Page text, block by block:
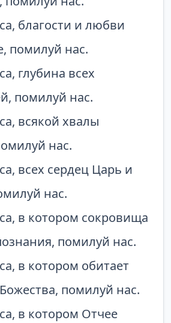
благости и любви
помилуй нас.
глубина всех
помилуй нас.
всякой хвалы
нас.
всех сердец Царь и
нас.
в котором сокровища
помилуй нас.
в котором обитает
помилуй нас.
в котором Отчее